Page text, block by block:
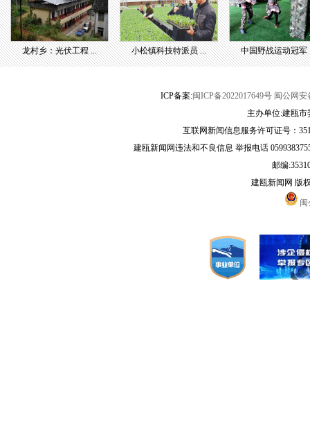
龙村乡：光伏工程 ... 小松镇科技特派员 ... 中国野战运动冠军
ICP备案:闽ICP备2022017649号 闽公网安
主办单位:建瓯
互联网新闻信息服务许可证号：
建瓯新闻网违法和不良信息 举报电话
邮编
建瓯新闻网 版
闽